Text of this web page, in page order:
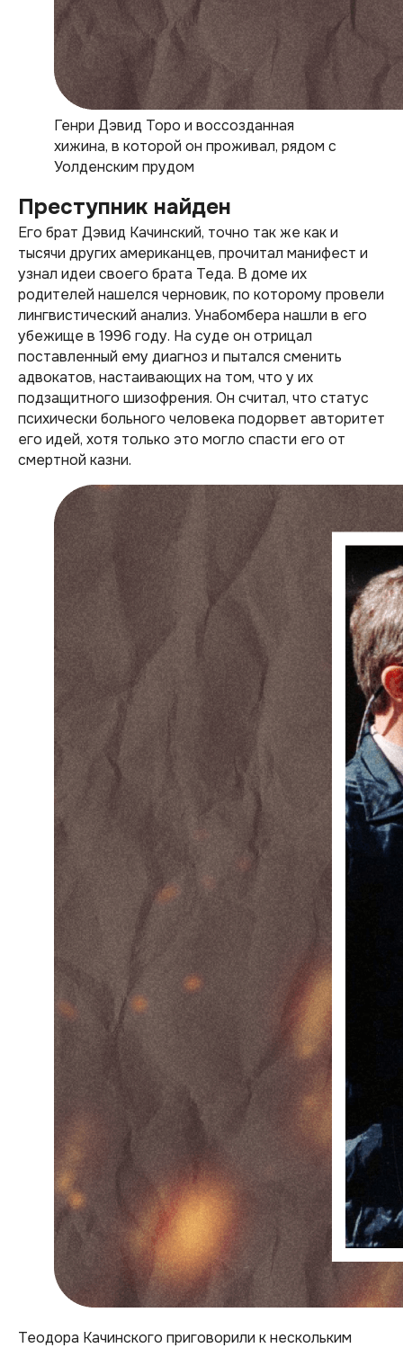
Генри Дэвид Торо и воссозданная
хижина, в которой он проживал, рядом с
Уолденским прудом
Преступник найден
Его брат Дэвид Качинский, точно так же как и
тысячи других американцев, прочитал манифест и
узнал идеи своего брата Теда. В доме их
родителей нашелся черновик, по которому провели
лингвистический анализ. Унабомбера нашли в его
убежище в 1996 году. На суде он отрицал
поставленный ему диагноз и пытался сменить
адвокатов, настаивающих на том, что у их
подзащитного шизофрения. Он считал, что статус
психически больного человека подорвет авторитет
его идей, хотя только это могло спасти его от
смертной казни.
Теодора Качинского приговорили к нескольким